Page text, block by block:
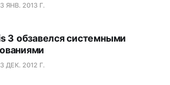
3 ЯНВ. 2013 Г.
3 обзавелся системными
3 ДЕК. 2012 Г.